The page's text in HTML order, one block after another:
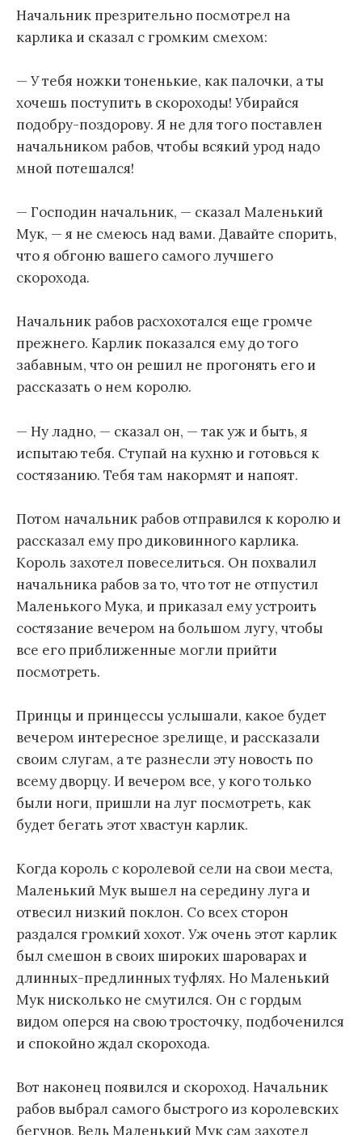
Начальник презрительно посмотрел на
карлика и сказал с громким смехом:
— У тебя ножки тоненькие, как палочки, а ты
хочешь поступить в скороходы! Убирайся
подобру-поздорову. Я не для того поставлен
начальником рабов, чтобы всякий урод надо
мной потешался!
— Господин начальник, — сказал Маленький
Мук, — я не смеюсь над вами. Давайте спорить,
что я обгоню вашего самого лучшего
скорохода.
Начальник рабов расхохотался еще громче
прежнего. Карлик показался ему до того
забавным, что он решил не прогонять его и
рассказать о нем королю.
— Ну ладно, — сказал он, — так уж и быть, я
испытаю тебя. Ступай на кухню и готовься к
состязанию. Тебя там накормят и напоят.
Потом начальник рабов отправился к королю и
рассказал ему про диковинного карлика.
Король захотел повеселиться. Он похвалил
начальника рабов за то, что тот не отпустил
Маленького Мука, и приказал ему устроить
состязание вечером на большом лугу, чтобы
все его приближенные могли прийти
посмотреть.
Принцы и принцессы услышали, какое будет
вечером интересное зрелище, и рассказали
своим слугам, а те разнесли эту новость по
всему дворцу. И вечером все, у кого только
были ноги, пришли на луг посмотреть, как
будет бегать этот хвастун карлик.
Когда король с королевой сели на свои места,
Маленький Мук вышел на середину луга и
отвесил низкий поклон. Со всех сторон
раздался громкий хохот. Уж очень этот карлик
был смешон в своих широких шароварах и
длинных-предлинных туфлях. Но Маленький
Мук нисколько не смутился. Он с гордым
видом оперся на свою тросточку, подбоченился
и спокойно ждал скорохода.
Вот наконец появился и скороход. Начальник
рабов выбрал самого быстрого из королевских
бегунов. Ведь Маленький Мук сам захотел